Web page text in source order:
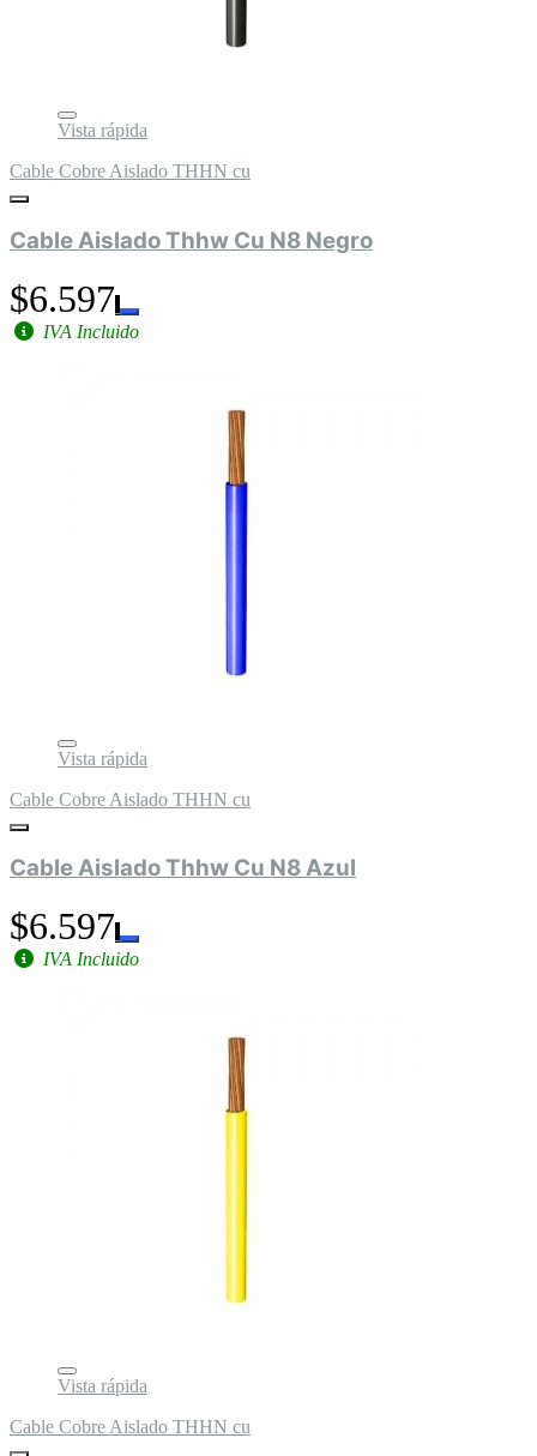
Vista rápida
Cable Cobre Aislado THHN cu
Cable Aislado Thhw Cu N8 Negro
$6.597
IVA Incluido
Vista rápida
Cable Cobre Aislado THHN cu
Cable Aislado Thhw Cu N8 Azul
$6.597
IVA Incluido
Vista rápida
Cable Cobre Aislado THHN cu